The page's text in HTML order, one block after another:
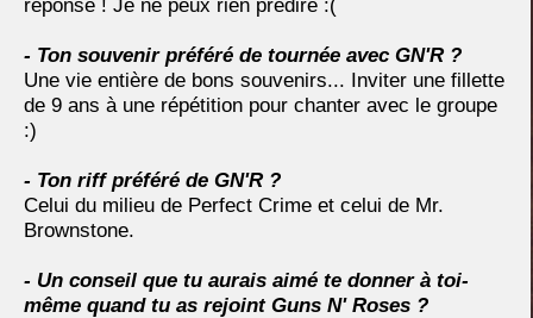
réponse ! Je ne peux rien prédire :(
- Ton souvenir préféré de tournée avec GN'R ?
Une vie entière de bons souvenirs... Inviter une fillette
de 9 ans à une répétition pour chanter avec le groupe
:)
- Ton riff préféré de GN'R ?
Celui du milieu de Perfect Crime et celui de Mr.
Brownstone.
- Un conseil que tu aurais aimé te donner à toi-
même quand tu as rejoint Guns N' Roses ?